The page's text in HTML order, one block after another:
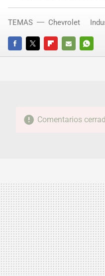
FACEBOOKTWITTERFLIPBOARD
E-
TEMAS Chevrolet
Comentarios